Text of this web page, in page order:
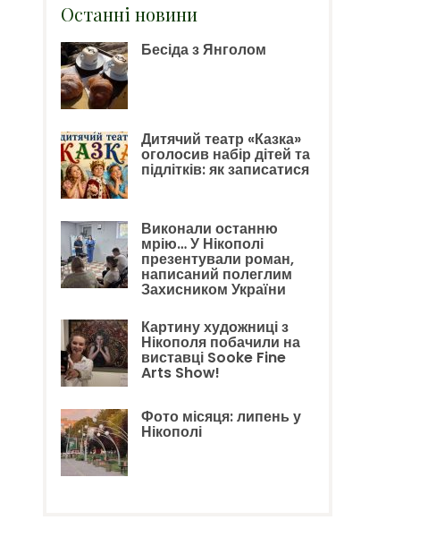
Останні новини
Бесіда з Янголом
Дитячий театр «Казка»
оголосив набір дітей та
підлітків: як записатися
Виконали останню
мрію… У Нікополі
презентували роман,
написаний полеглим
Захисником України
Картину художниці з
Нікополя побачили на
виставці Sooke Fine
Arts Show!
Фото місяця: липень у
Нікополі